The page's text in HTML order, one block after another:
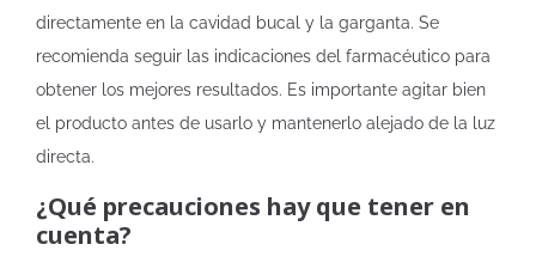
directamente en la cavidad bucal y la garganta. Se
recomienda seguir las indicaciones del farmacéutico para
obtener los mejores resultados. Es importante agitar bien
el producto antes de usarlo y mantenerlo alejado de la luz
directa.
¿Qué precauciones hay que tener en
cuenta?